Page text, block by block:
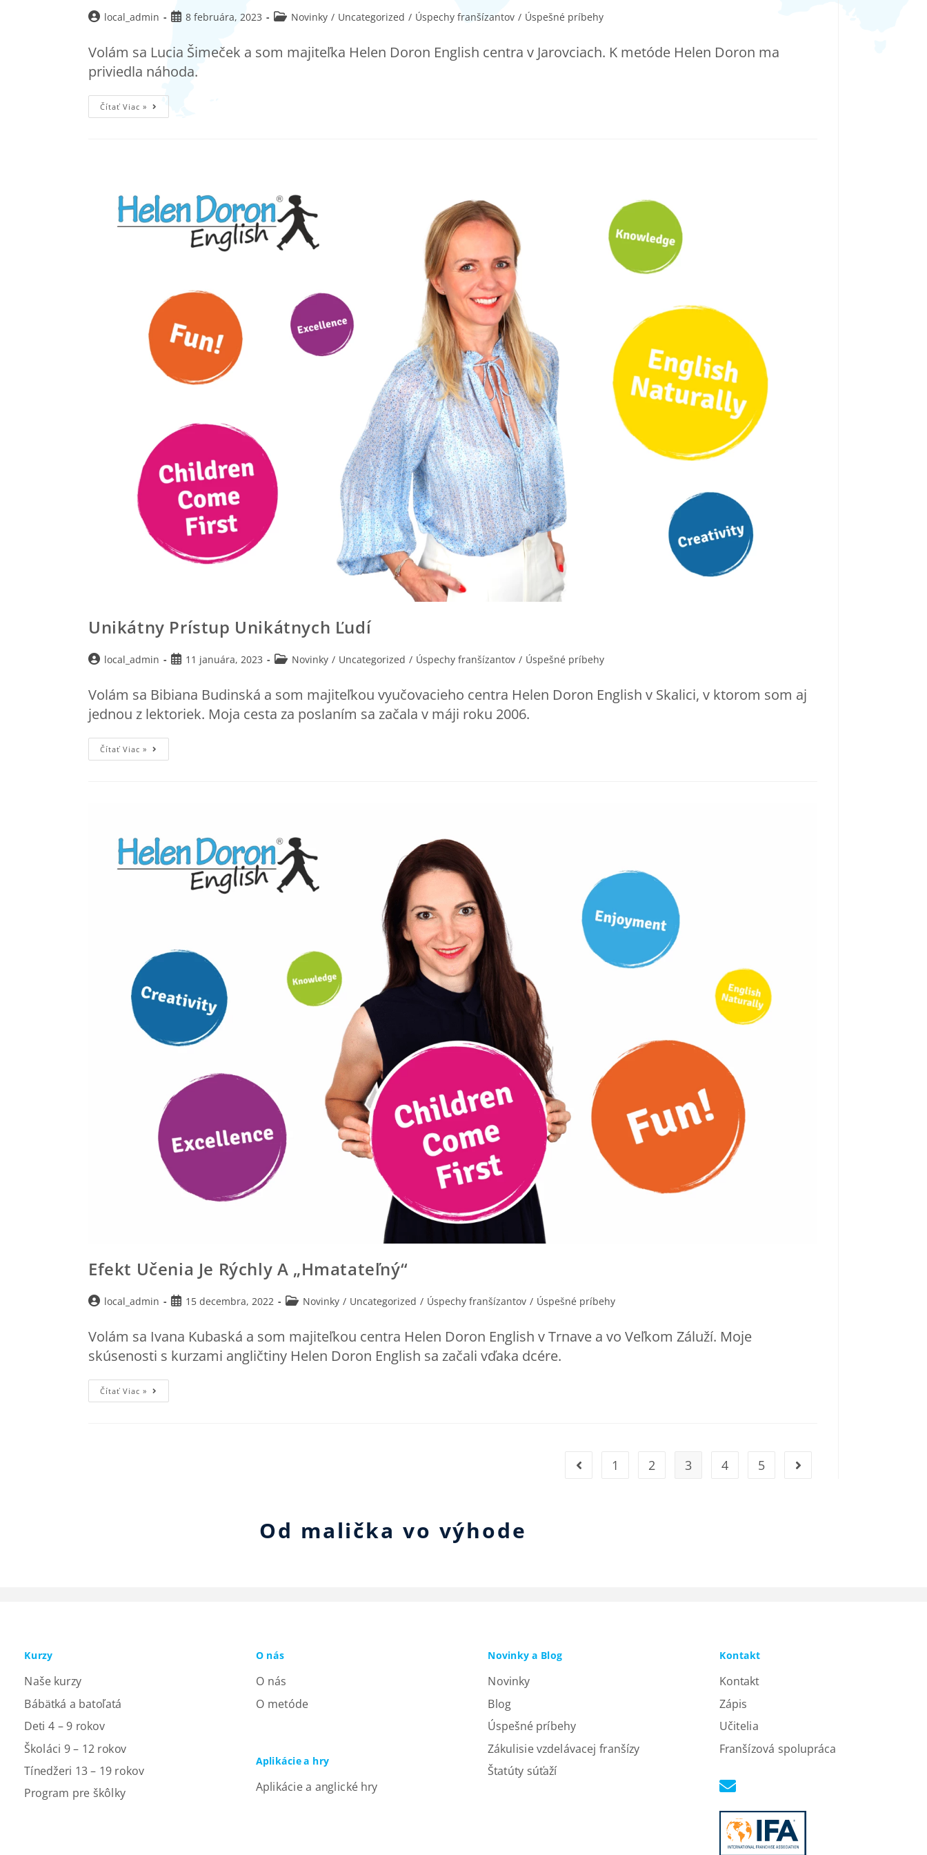
local_admin 8 februára, 2023 Novinky / Uncategorized / Úspechy franšízantov / Úspešné príbehy
Volám sa Lucia Šimeček a som majiteľka Helen Doron English centra v Jarovciach. K metóde Helen Doron ma
priviedla náhoda.
Čítať Viac »
Unikátny Prístup Unikátnych Ľudí
local_admin 11 januára, 2023 Novinky / Uncategorized / Úspechy franšízantov / Úspešné príbehy
Volám sa Bibiana Budinská a som majiteľkou vyučovacieho centra Helen Doron English v Skalici, v ktorom som aj
jednou z lektoriek. Moja cesta za poslaním sa začala v máji roku 2006.
Čítať Viac »
Efekt Učenia Je Rýchly A „hmatateľný“
local_admin 15 decembra, 2022 Novinky / Uncategorized / Úspechy franšízantov / Úspešné príbehy
Volám sa Ivana Kubaská a som majiteľkou centra Helen Doron English v Trnave a vo Veľkom Záluží. Moje
skúsenosti s kurzami angličtiny Helen Doron English sa začali vďaka dcére.
Čítať Viac »
1 2 3 4 5
Od malička vo výhode
Kurzy
Naše kurzy
Bábätká a batoľatá
Deti 4 – 9 rokov
Školáci 9 – 12 rokov
Tínedžeri 13 – 19 rokov
Program pre škôlky
O nás
O nás
O metóde
Aplikácie a hry
Aplikácie a anglické hry
Novinky a Blog
Novinky
Blog
Úspešné príbehy
Zákulisie vzdelávacej franšízy
Štatúty súťaží
Kontakt
Kontakt
Zápis
Učitelia
Franšízová spolupráca